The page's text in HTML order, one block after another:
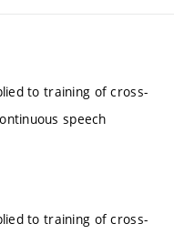
to training of cross-
speech
to training of cross-